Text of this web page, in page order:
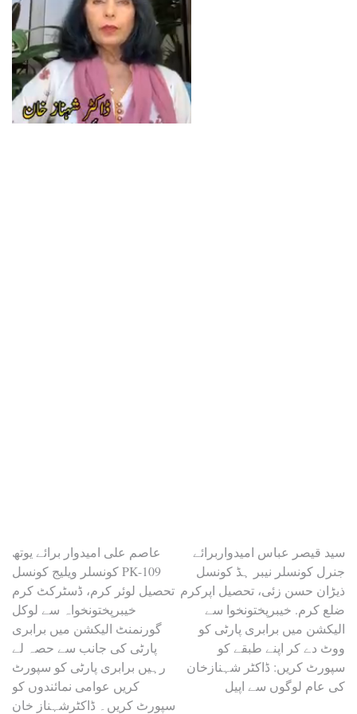
Post
navigation
عاصم علی امیدوار برائے یوتھ
کونسلر ویلیج کونسل PK-109
تحصیل لوئر کرم، ڈسٹرکٹ کرم
خیبرپختونخواہ سے لوکل
گورنمنٹ الیکشن میں برابری
پارٹی کی جانب سے حصہ لے
رہیں برابری پارٹی کو سپورٹ
کریں عوامی نمائندوں کو
سپورٹ کریں۔ ڈاکٹرشہناز خان
سید قیصر عباس امیدواربرائے
جنرل کونسلر نیبر ہڈ کونسل
ذیڑان حسن زئی، تحصیل اپرکرم
ضلع کرم. خیبرپختونخوا سے
الیکشن میں برابری پارٹی کو
ووٹ دے کر اپنے طبقے کو
سپورٹ کریں: ڈاکٹر شہنازخان
کی عام لوگوں سے اپیل